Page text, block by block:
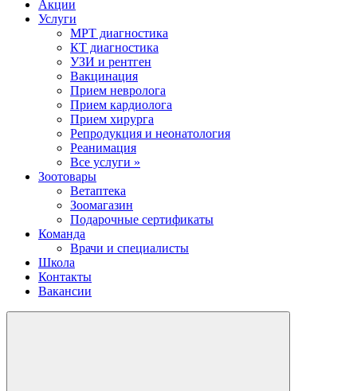
Акции
Услуги
МРТ диагностика
КТ диагностика
УЗИ и рентген
Вакцинация
Прием невролога
Прием кардиолога
Прием хирурга
Репродукция и неонатология
Реанимация
Все услуги »
Зоотовары
Ветаптека
Зоомагазин
Подарочные сертификаты
Команда
Врачи и специалисты
Школа
Контакты
Вакансии